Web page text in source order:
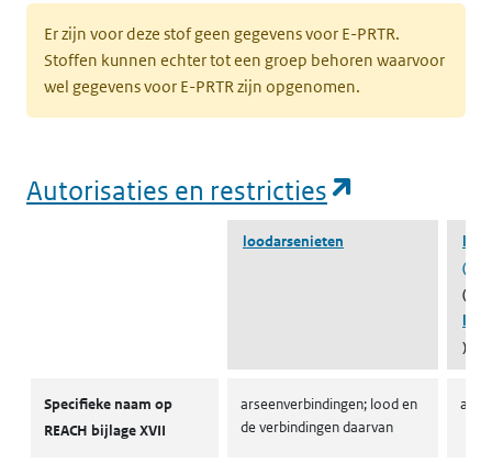
Er zijn voor deze stof geen gegevens voor E-PRTR.
Stoffen kunnen echter tot een groep behoren waarvoor
wel gegevens voor E-PRTR zijn opgenomen.
Autorisaties en restricties
loodarsenieten
)
Specifieke naam op
REACH bijlage XVII
arseenverbindingen; lood en
de verbindingen daarvan